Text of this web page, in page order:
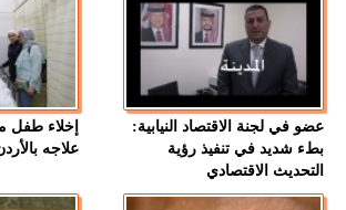
عضو في لجنة الاقتصاد النيابية:
بطء شديد في تنفيذ رؤية
التحديث الاقتصادي
إخلاء طفل
علاجه